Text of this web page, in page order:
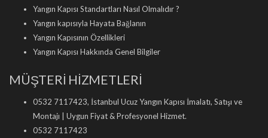
Yangın Kapısı Standartları Nasıl Olmalıdır ?
Yangın kapısıyla Hayata Bağlanın
Yangın Kapısının Özellikleri
Yangın Kapısı Hakkında Genel Bilgiler
MÜŞTERİ HİZMETLERİ
0532 7117423, İstanbul Ucuz Yangın Kapısı İmalatı, Satışı ve
Montajı | Uygun Fiyat & Profesyonel Hizmet.
0532 7117423